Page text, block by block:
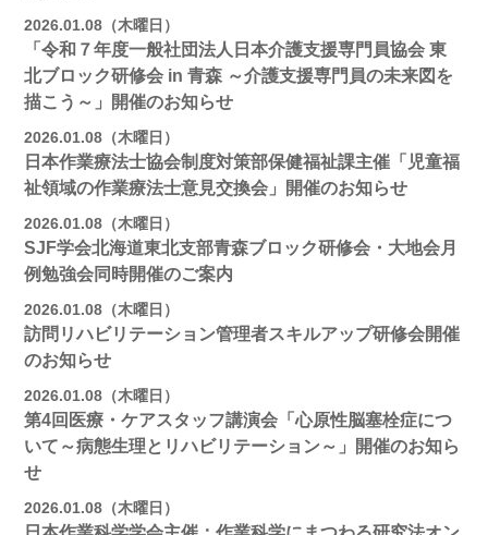
2026.01.08（木曜日）
「令和７年度一般社団法人日本介護支援専門員協会 東
北ブロック研修会 in 青森 ～介護支援専門員の未来図を
描こう～」開催のお知らせ
2026.01.08（木曜日）
日本作業療法士協会制度対策部保健福祉課主催「児童福
祉領域の作業療法士意見交換会」開催のお知らせ
2026.01.08（木曜日）
SJF学会北海道東北支部青森ブロック研修会・大地会月
例勉強会同時開催のご案内
2026.01.08（木曜日）
訪問リハビリテーション管理者スキルアップ研修会開催
のお知らせ
2026.01.08（木曜日）
第4回医療・ケアスタッフ講演会「心原性脳塞栓症につ
いて～病態生理とリハビリテーション～」開催のお知ら
せ
2026.01.08（木曜日）